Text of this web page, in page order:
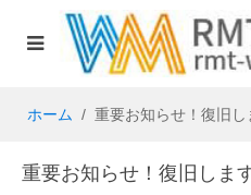
ホーム 重要お知らせ！復旧し
重要お知らせ！復旧しま